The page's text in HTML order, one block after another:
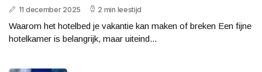
11 december 2025 2 min leestijd
Waarom het hotelbed je vakantie kan maken of breken Een fijne
hotelkamer is belangrijk, maar uiteind...